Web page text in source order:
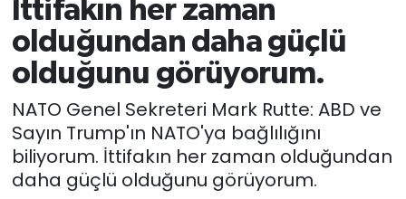
İttifakın her zaman
olduğundan daha güçlü
olduğunu görüyorum.
NATO Genel Sekreteri Mark Rutte: ABD ve
Sayın Trump'ın NATO'ya bağlılığını
biliyorum. İttifakın her zaman olduğundan
daha güçlü olduğunu görüyorum.